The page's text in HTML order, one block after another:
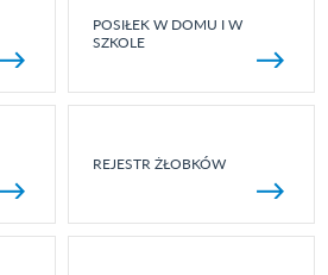
POSIŁEK W DOMU I W
SZKOLE
REJESTR ŻŁOBKÓW